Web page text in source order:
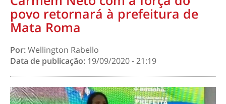
povo retornará à prefeitura de
Mata Roma
Por:Wellington Rabello
Data de publicação: 19/09/2020 - 21:19